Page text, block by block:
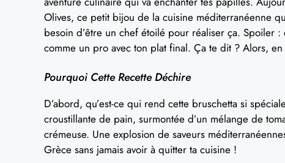
Olives, ce petit bijou de la cuisine méditerranéenne
besoin d’être un chef étoilé pour réaliser ça. Spoiler
comme un pro avec ton plat final. Ça te dit ? Alors, en
Pourquoi Cette Recette Déchire
D’abord, qu’est-ce qui rend cette bruschetta si
croustillante de pain, surmontée d’un mélange de
crémeuse. Une explosion de saveurs
Grèce sans jamais avoir à quitter ta cuisine !